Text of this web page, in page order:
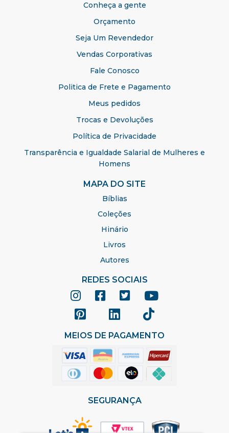
Conheça a gente
Orçamento
Seja Um Revendedor
Vendas Corporativas
Fale Conosco
Politica de Frete e Pagamento
Meus pedidos
Trocas e Devoluções
Política de Privacidade
Transparência e Igualdade Salarial de Mulheres e
Homens
MAPA DO SITE
Bíblias
Coleções
Hinário
Livros
Autores
REDES SOCIAIS
MEIOS DE PAGAMENTO
SEGURANÇA